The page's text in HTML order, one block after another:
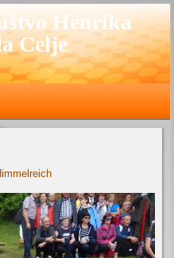
Henrika
Celje